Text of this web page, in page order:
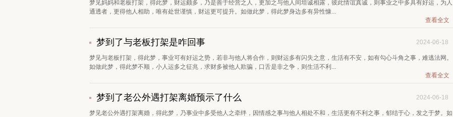
梦见妈妈和老板打架，得此梦，财运颇多，乃是善于经营之人，更加之与他人间坦诚相露，彼此情谊真诚，则事业之中多具有好运，为人
通透者，更得他人相助，唯有处世谨慎，财运更可提升。如做此梦，得此梦身边多有异性慷...
查看全文
梦到了与老板打架是咋回事 2024-06-18
梦见与老板打架，得此梦，事业可有好运之势，若非与他人将合作，则财运多有闪失之意，生活有不安，如有勾心斗角之事，难逃法网。
如做此梦，得此梦不顺，小人运多之征兆，求财多被他人欺骗，口舌是非之争，则生活不利...
查看全文
梦到了老公外遇打架离婚预示了什么 2024-06-18
梦见老公外遇打架离婚，得此梦，乃事业中多受他人之牵绊，因情感之事与他人相处不和，生活更有不利之事，郁结于心，发之于梦。如